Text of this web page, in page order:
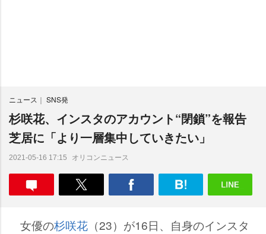
ニュース SNS発
杉咲花、インスタのアカウント“閉鎖”を報告
芝居に「より一層集中していきたい」
2021-05-16 17:15 オリコンニュース
女優の杉咲花 （23）が16日、自身のインスタ